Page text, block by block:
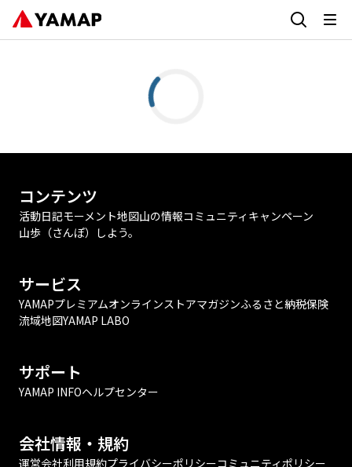
コンテンツ
活動日記モーメント地図山の情報コミュニティ キャンペーン
山歩（さんぽ）しよう。
サービス
YAMAPプレミアムオンラインストアマガジンふるさと納税保険
流域地図YAMAP LABO
サポート
YAMAP INFOヘルプセンター
会社情報・規約
運営会社利用規約プライバシーポリシーコミュニティポリシー